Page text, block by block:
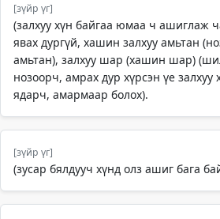
[зүйр үг]
(залхуу хүн байгаа юмаа ч ашиглаж
явах дургүй, хашин залхуу амьтан
амьтан), залхуу шар (хашин шар)
нозоорч, амрах дур хүрсэн үе залхуу
ядарч, амармаар болох).
[зүйр үг]
(зусар бялдууч хүнд олз ашиг бага